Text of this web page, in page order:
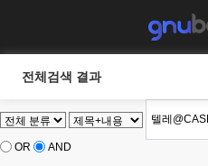
전체검색 결과
OR AND